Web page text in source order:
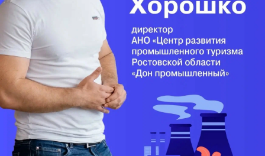
в проекты Санкт-Петербурга участники рынка
оценивают в $7 млрд.
Корпорация «Главстрой» управляет холдингами
«Главмосстрой», «Моспромстройматериалы» и
«Главстрой-инжиниринг», контроль над которыми
в августе 2005 года получил холдинг «Базовый
элемент». Сейчас «Базэлу» принадлежит 75–90%
каждой из компаний. Выручка в 2006 году — 28